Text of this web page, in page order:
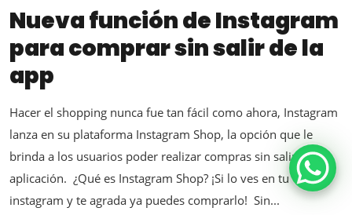
Nueva función de Instagram
para comprar sin salir de la
app
Hacer el shopping nunca fue tan fácil como ahora, Instagram
lanza en su plataforma Instagram Shop, la opción que le
brinda a los usuarios poder realizar compras sin salir de la
aplicación. ¿Qué es Instagram Shop? ¡Si lo ves en tu
instagram y te agrada ya puedes comprarlo! Sin...